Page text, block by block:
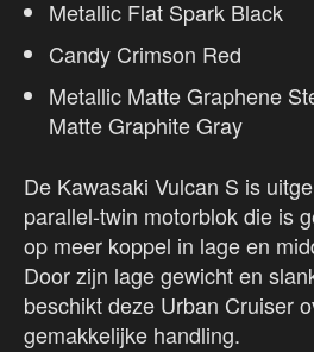
Metallic Flat Spark Black
Candy Crimson Red
Metallic Matte Graphene
Matte Graphite Gray
De Kawasaki Vulcan S is
parallel-twin motorblok die is
op meer koppel in lage en
Door zijn lage gewicht en
beschikt deze Urban Cruiser
gemakkelijke handling.